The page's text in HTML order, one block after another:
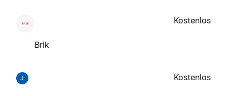
Brik
Kostenlos
J Kostenlos